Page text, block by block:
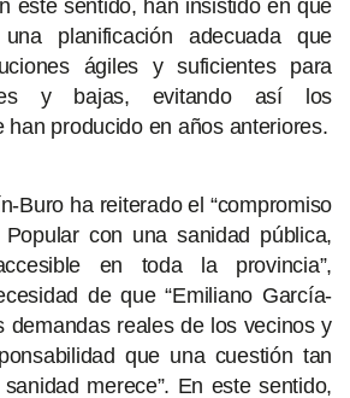
este sentido, han insistido en que
planificación adecuada que
ágiles y suficientes para
y bajas, evitando así los
han producido en años anteriores.
Buro ha reiterado el “compromiso
con una sanidad pública,
en toda la provincia”,
de que “Emiliano García-
demandas reales de los vecinos y
que una cuestión tan
merece”. En este sentido,